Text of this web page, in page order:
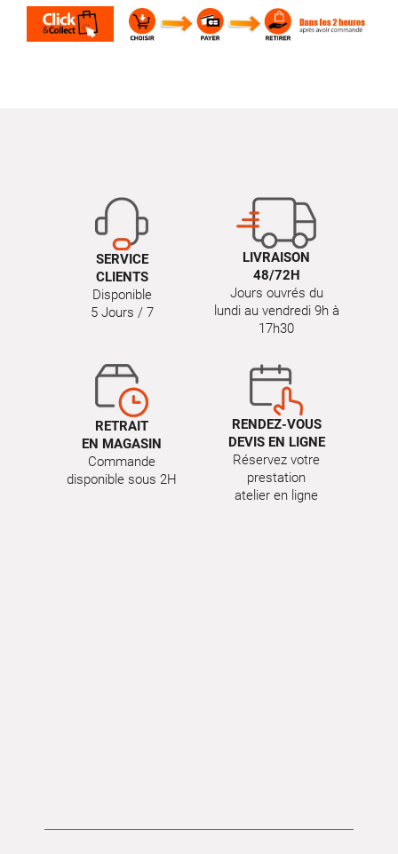
SERVICE
CLIENTS
Disponible
5 Jours / 7
LIVRAISON
48/72H
Jours ouvrés du
lundi au vendredi 9h à
17h30
RETRAIT
EN MAGASIN
Commande
disponible sous 2H
RENDEZ-VOUS
DEVIS EN LIGNE
Réservez votre
prestation
atelier en ligne